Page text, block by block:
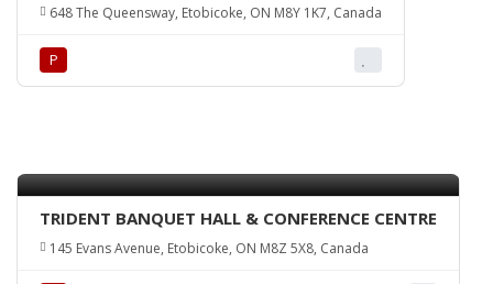
648 The Queensway, Etobicoke, ON M8Y 1K7, Canada
Р
TRIDENT BANQUET HALL & CONFERENCE CENTRE
145 Evans Avenue, Etobicoke, ON M8Z 5X8, Canada